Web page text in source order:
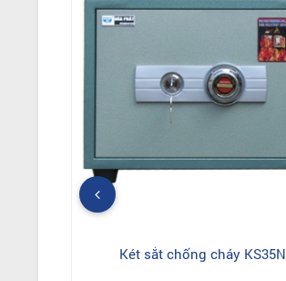
Két sắt chống cháy KS35N